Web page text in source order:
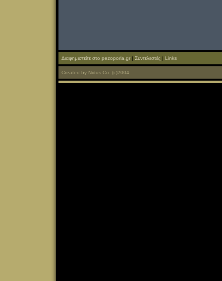
Διαφημιστείτε στο pezoporia.gr | Συντελεστές | Links
Created by Nidus Co. (c)2004